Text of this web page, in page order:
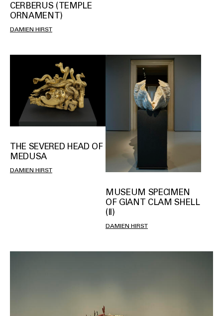
CERBERUS (TEMPLE
ORNAMENT)
DAMIEN HIRST
THE SEVERED HEAD OF
MEDUSA
DAMIEN HIRST
MUSEUM SPECIMEN
OF GIANT CLAM SHELL
(II)
DAMIEN HIRST